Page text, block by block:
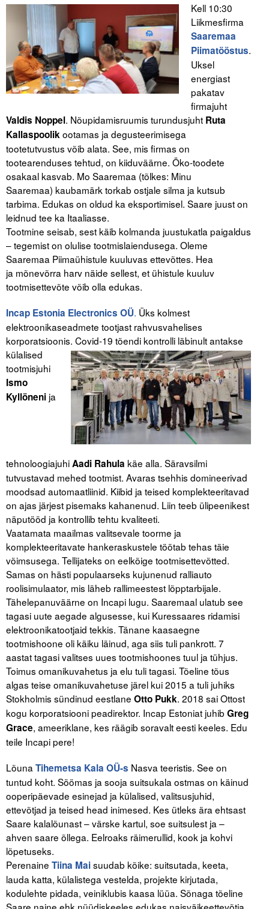
Kell 10:30
Liikmesfirma
Saaremaa
Piimatööstus.
Uksel
energiast
pakatav
firmajuht
Valdis Noppel. Nõupidamisruumis turundusjuht Ruta
Kallaspoolikootamas ja degusteerimisega
tootetutvustus võib alata. See, mis firmas on
tootearenduses tehtud, on kiiduväärne. Öko-toodete
osakaal kasvab. Mo Saaremaa (tõlkes: Minu
Saaremaa) kaubamärk torkab ostjale silma ja kutsub
tarbima. Edukas on oldud ka eksportimisel. Saare juust on
leidnud tee ka Itaaliasse.
Tootmine seisab, sest käib kolmanda juustukatla paigaldus
– tegemist on olulise tootmislaiendusega. Oleme
Saaremaa Piimaühistule kuuluvas ettevõttes. Hea
ja mõnevõrra harv näide sellest, et ühistule kuuluv
tootmisettevõte võib olla edukas.
Incap Estonia Electronics OÜ. Üks kolmest
elektroonikaseadmete tootjast rahvusvahelises
korporatsioonis. Covid-19 tõendi kontrolli läbinultantakse
külalised
tootmisjuhi
Ismo
Kyllöneni ja
tehnoloogiajuhiAadi Rahula käe alla. Säravsilmi
tutvustavad mehed tootmist. Avaras tsehhis domineerivad
moodsad automaatliinid. Kiibid ja teised komplekteeritavad
on ajas järjest pisemaks kahanenud. Liin teeb ülipeenikest
näputööd ja kontrollib tehtu kvaliteeti.
Vaatamata maailmas valitsevale toorme ja
komplekteeritavate hankeraskustele töötab tehas täie
võimsusega. Tellijateks on eelkõige tootmisettevõtted.
Samas on hästi populaarseks kujunenud ralliauto
roolisimulaator, mis läheb rallimeestest lõpptarbijale.
Tähelepanuväärne on Incapi lugu. Saaremaal ulatub see
tagasi uute aegade algusesse, kui Kuressaares ridamisi
elektroonikatootjaid tekkis. Tänane kaasaegne
tootmishoone oli käiku läinud, aga siis tuli pankrott. 7
aastat tagasi valitses uues tootmishoones tuul ja tühjus.
Toimus omanikuvahetus ja elu tuli tagasi. Tõeline tõus
algas teise omanikuvahetuse järel kui 2015 a tuli juhiks
Stokholmis sündinud eestlane Otto Pukk. 2018 sai Ottost
kogu korporatsiooni peadirektor. Incap Estoniat juhib Greg
Grace, ameeriklane, kes räägib soravalt eesti keeles. Edu
teile Incapi pere!
Lõuna Tihemetsa Kala OÜ-s Nasva teeristis. See on
tuntud koht. Söömas ja sooja suitsukala ostmas on käinud
ooperipäevade esinejad ja külalised, valitsusjuhid,
ettevõtjad ja teised head inimesed. Kes ütleks ära ehtsast
Saare kalalõunast – värske kartul, soe suitsulest ja –
ahven saare õllega. Eelroaks räimerullid, kook ja kohvi
lõpetuseks.
Perenaine Tiina Maisuudab kõike: suitsutada, keeta,
lauda katta, külalistega vestelda, projekte kirjutada,
kodulehte pidada, veiniklubis kaasa lüüa. Sõnaga tõeline